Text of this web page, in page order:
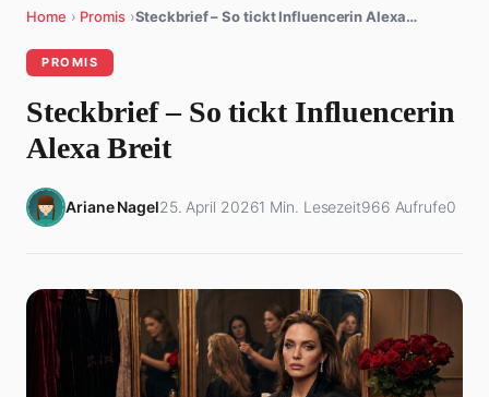
Home › Promis ›Steckbrief – So tickt Influencerin Alexa…
PROMIS
Steckbrief – So tickt Influencerin
Alexa Breit
Ariane Nagel25. April 20261 Min. Lesezeit966 Aufrufe0